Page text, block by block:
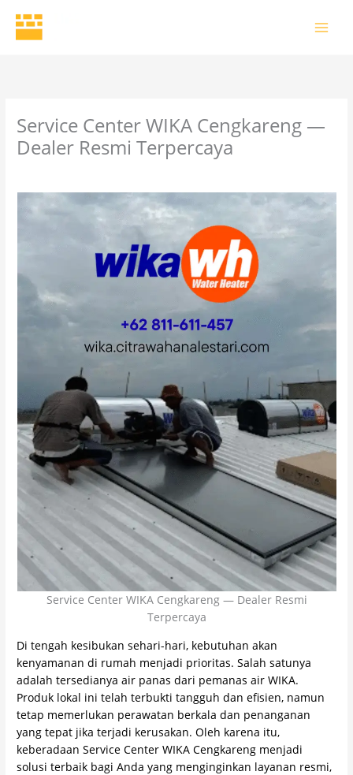
content
Service Center WIKA Cengkareng —
Dealer Resmi Terpercaya
Service Center WIKA Cengkareng — Dealer Resmi
Terpercaya
Di tengah kesibukan sehari-hari, kebutuhan akan
kenyamanan di rumah menjadi prioritas. Salah satunya
adalah tersedianya air panas dari pemanas air WIKA.
Produk lokal ini telah terbukti tangguh dan efisien, namun
tetap memerlukan perawatan berkala dan penanganan
yang tepat jika terjadi kerusakan. Oleh karena itu,
keberadaan Service Center WIKA Cengkareng menjadi
solusi terbaik bagi Anda yang menginginkan layanan resmi,